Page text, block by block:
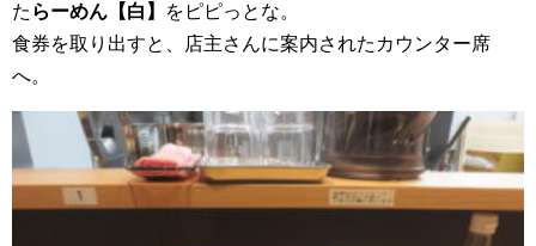
た らーめん【白】
をピピっとな。
食券を取り出すと、店主さんに案内されたカウンター席
へ。